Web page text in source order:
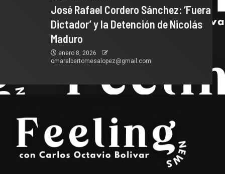
José Rafael Cordero Sánchez: ‘Fuera
Dictador’ y la Detención de Nicolás
Maduro
enero 8, 2026
omaralbertomesalopez@gmail.com